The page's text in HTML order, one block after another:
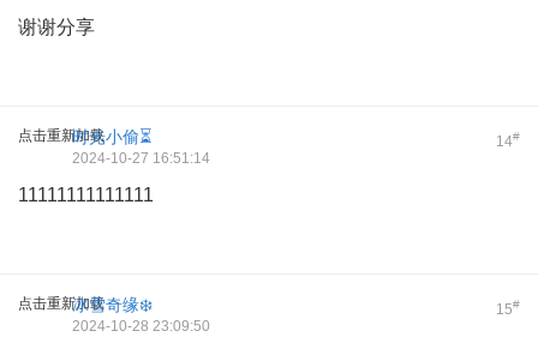
谢谢分享
点击重新加载 14#
时光小偷⏳
2024-10-27 16:51:14
11111111111111
点击重新加载 15#
冰雪奇缘❄️
2024-10-28 23:09:50